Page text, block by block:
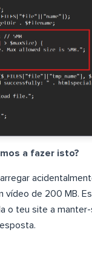
a fazer isto?
vídeo de 200 MB.
o teu site a